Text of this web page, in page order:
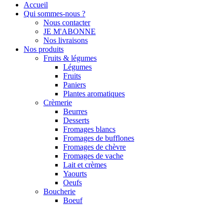
Accueil
Qui sommes-nous ?
Nous contacter
JE M'ABONNE
Nos livraisons
Nos produits
Fruits & légumes
Légumes
Fruits
Paniers
Plantes aromatiques
Crèmerie
Beurres
Desserts
Fromages blancs
Fromages de bufflones
Fromages de chèvre
Fromages de vache
Lait et crèmes
Yaourts
Oeufs
Boucherie
Boeuf